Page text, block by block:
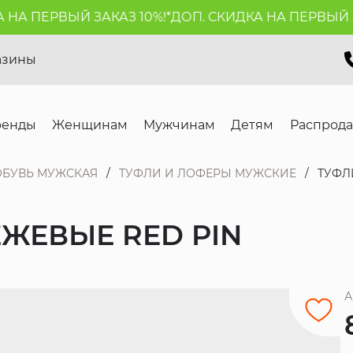
ЗАКАЗ 10%!*ДОП. СКИДКА НА ПЕРВЫЙ
Женщинам Мужчинам Детям
МУЖСКАЯ ТУФЛИ И ЛОФЕРЫ МУЖСКИЕ
RED PIN